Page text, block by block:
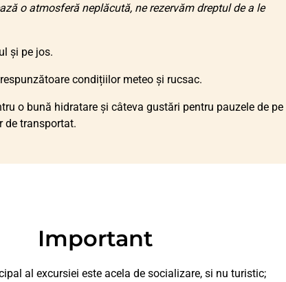
o atmosferă neplăcută, ne rezervăm dreptul de a le
și pe jos.
condițiilor meteo și rucsac.
o bună hidratare și câteva gustări pentru pauzele de pe
de transportat.
Important
al excursiei este acela de socializare, si nu turistic;